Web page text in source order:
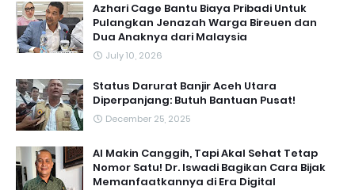
Azhari Cage Bantu Biaya Pribadi Untuk
Pulangkan Jenazah Warga Bireuen dan
Dua Anaknya dari Malaysia
July 10, 2026
Status Darurat Banjir Aceh Utara
Diperpanjang: Butuh Bantuan Pusat!
December 25, 2025
AI Makin Canggih, Tapi Akal Sehat Tetap
Nomor Satu! Dr. Iswadi Bagikan Cara Bijak
Memanfaatkannya di Era Digital